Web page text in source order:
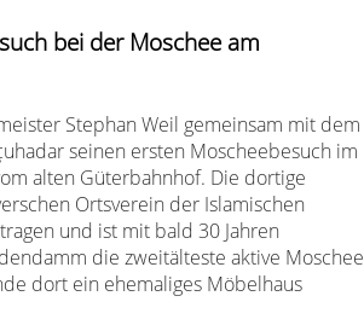
bei der Moschee am
Stephan Weil gemeinsam mit dem
seinen ersten Moscheebesuch im
alten Güterbahnhof. Die dortige
Ortsverein der Islamischen
und ist mit bald 30 Jahren
die zweitälteste aktive Moschee
dort ein ehemaliges Möbelhaus